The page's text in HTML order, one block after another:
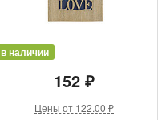
в наличии
152 ₽
Цены от 122.00 ₽